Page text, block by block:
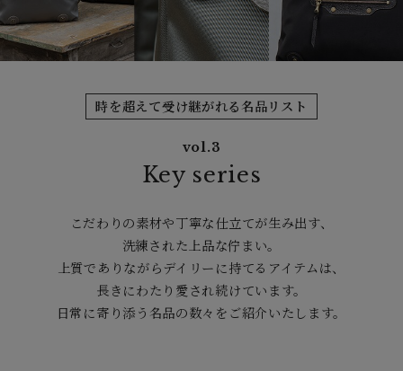
時を超えて受け継がれる名品リスト
vol.3
Key series
こだわりの素材や丁寧な仕立てが生み出す、
洗練された上品な佇まい。
上質でありながらデイリーに持てるアイテムは、
長きにわたり愛され続けています。
日常に寄り添う名品の数々をご紹介いたします。